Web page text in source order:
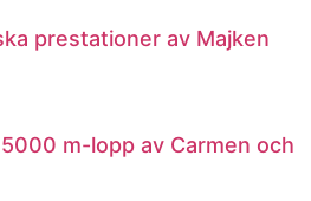
prestationer av Majken
m-lopp av Carmen och